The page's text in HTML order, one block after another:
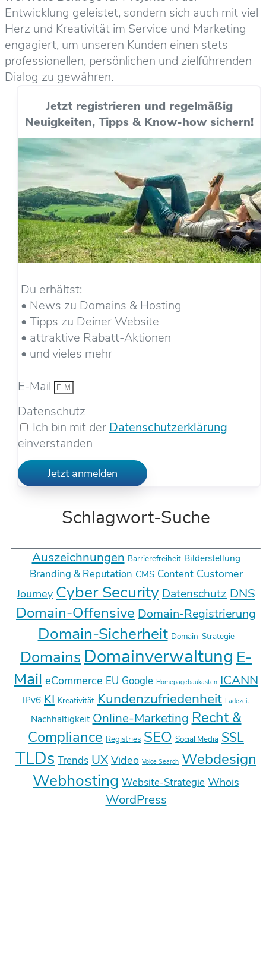
Entwicklung geleistet, sondern sich auch mit viel
Herz und Kreativität im Service und Marketing
engagiert, um unseren Kunden einen stets
professionellen, persönlichen und zielführenden
Dialog zu gewähren.
Jetzt registrieren und regelmäßig
Neuigkeiten, Tipps & Know-how sichern!
Du erhältst:
• News zu Domains & Hosting
• Tipps zu Deiner Website
• attraktive Rabatt-Aktionen
• und vieles mehr
E-Mail
Datenschutz
Ich bin mit der Datenschutzerklärung
einverstanden
Jetzt anmelden
Schlagwort-Suche
Auszeichnungen Barrierefreiheit Bilderstellung
Branding & Reputation CMS Content Customer
Journey Cyber Security Datenschutz DNS
Domain-Offensive Domain-Registrierung
Domain-Sicherheit Domain-Strategie
Domains Domainverwaltung E-
Mail eCommerce EU Google Homepagebaukasten ICANN
IPv6 KI Kreativität Kundenzufriedenheit Ladezeit
Nachhaltigkeit Online-Marketing Recht &
Compliance Registries SEO Social Media SSL
TLDs Trends UX Video Voice Search Webdesign
Webhosting Website-Strategie Whois
WordPress